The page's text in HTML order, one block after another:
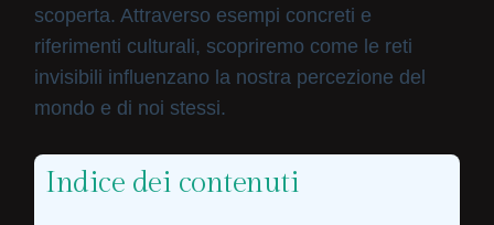
scoperta. Attraverso esempi concreti e
riferimenti culturali, scopriremo come le reti
invisibili influenzano la nostra percezione del
mondo e di noi stessi.
Indice dei contenuti